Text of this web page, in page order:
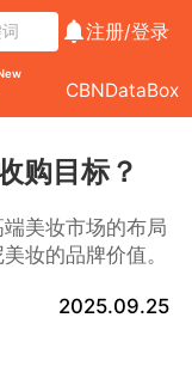
注册/登录
CBNDataBox
购目标？
美妆市场的布局
妆的品牌价值。
2025.09.25